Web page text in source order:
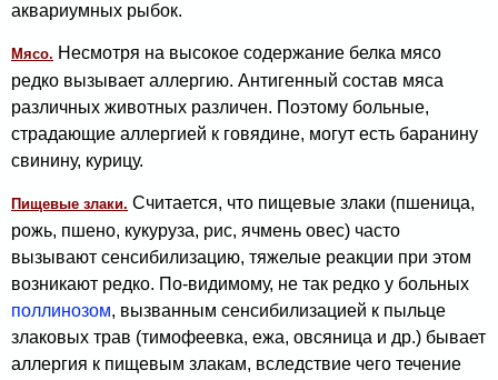
аквариумных рыбок.
Мясо. Несмотря на высокое содержание белка мясо
редко вызывает аллергию. Антигенный состав мяса
различных животных различен. Поэтому больные,
страдающие аллергией к говядине, могут есть баранину
свинину, курицу.
Пищевые злаки. Считается, что пищевые злаки (пшеница,
рожь, пшено, кукуруза, рис, ячмень овес) часто
вызывают сенсибилизацию, тяжелые реакции при этом
возникают редко. По-видимому, не так редко у больных
поллинозом, вызванным сенсибилизацией к пыльце
злаковых трав (тимофеевка, ежа, овсяница и др.) бывает
аллергия к пищевым злакам, вследствие чего течение